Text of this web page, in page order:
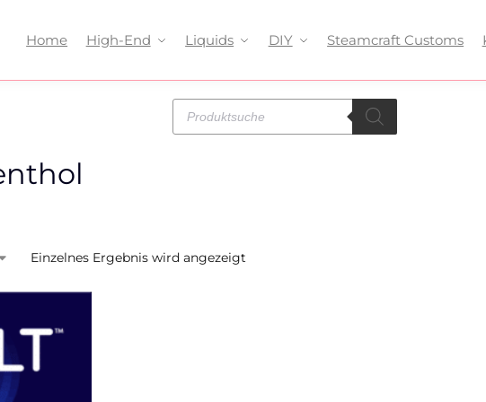
Home High-End Liquids DIY Steamcraft Customs
Einzelnes Ergebnis wird angezeigt